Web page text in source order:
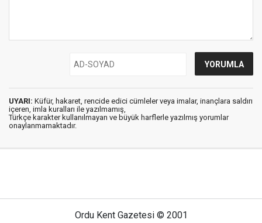
UYARI: Küfür, hakaret, rencide edici cümleler veya imalar, inançlara saldırı
içeren, imla kuralları ile yazılmamış,
Türkçe karakter kullanılmayan ve büyük harflerle yazılmış yorumlar
onaylanmamaktadır.
Ordu Kent Gazetesi © 2001